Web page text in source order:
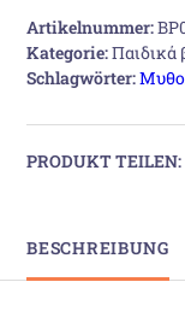
Artikelnummer:
Kategorie:Παιδικά
Schlagwörter:
PRODUKT TEILEN:
BESCHREIBUNG